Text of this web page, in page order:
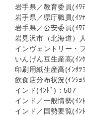
岩手県／教育委員(ｲﾜ
岩手県／県庁職員(ｲﾜ
岩手県／公安委員(ｲﾜ
岩見沢市（北海道）
インヴェントリー・
いんげん豆生産高(ｲﾝ
印刷用紙生産高(ｲﾝｻﾂ
飲食店分布状況(ｲﾝｼﾖ
インド(ｲﾝﾄﾞ)：507
インド／一般情勢(ｲﾝ
インド／国勢要覧(ｲﾝ